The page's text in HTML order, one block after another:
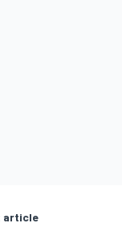
article